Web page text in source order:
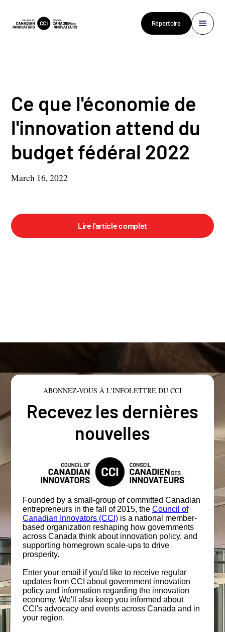
Répertoire
Ce que l'économie de
l'innovation attend du
budget fédéral 2022
March 16, 2022
Lire l'article complet
ABONNEZ-VOUS À L'INFOLETTRE DU CCI
Recevez les dernières
nouvelles